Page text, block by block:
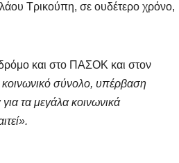
Τρικούπη, σε ουδέτερο χρόνο,
και στο ΠΑΣΟΚ και στον
κοινωνικό σύνολο, υπέρβαση
τα μεγάλα κοινωνικά